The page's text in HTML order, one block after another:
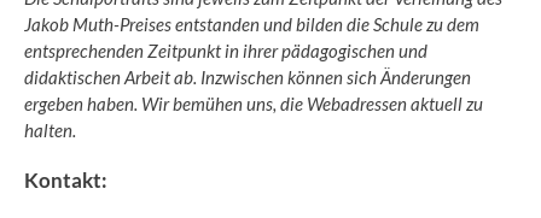
Jakob Muth-Preises entstanden und bilden die Schule zu dem
entsprechenden Zeitpunkt in ihrer pädagogischen und
didaktischen Arbeit ab. Inzwischen können sich Änderungen
ergeben haben. Wir bemühen uns, die Webadressen aktuell zu
halten.
Kontakt: